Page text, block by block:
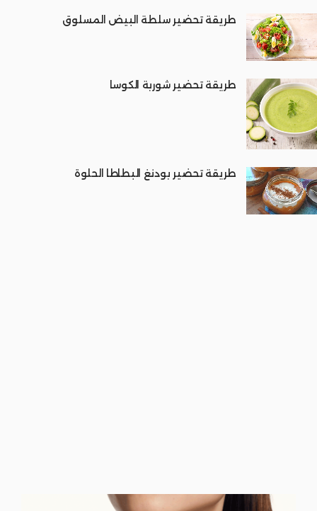
طريقة تحضير سلطة البيض المسلوق
طريقة تحضير شوربة الكوسا
طريقة تحضير بودنغ البطاطا الحلوة